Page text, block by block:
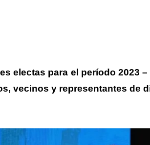
electas para el período 2023
vecinos y representantes de